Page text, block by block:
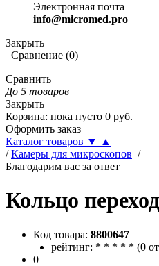
Электронная почта
info@micromed.pro
Закрыть
Сравнение (0)
Сравнить
До 5 товаров
Закрыть
Корзина: пока пусто 0 руб.
Оформить заказ
Каталог товаров ▼
▲
/ Камеры для микроскопов /
Благодарим вас за ответ
Кольцо
Код товара: 8800647
рейтинг: * * * * * (0
0